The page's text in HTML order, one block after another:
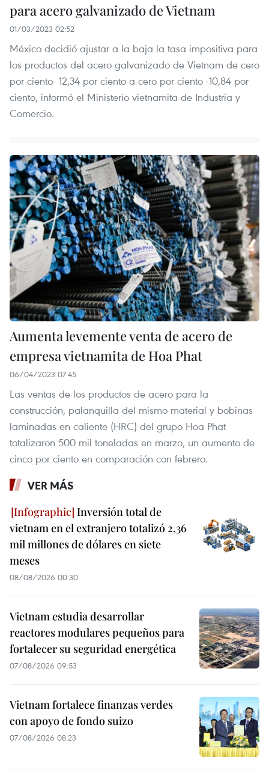
para acero galvanizado de Vietnam
01/03/2023 02:52
México decidió ajustar a la baja la tasa impositiva para
los productos del acero galvanizado de Vietnam de cero
por ciento- 12,34 por ciento a cero por ciento -10,84 por
ciento, informó el Ministerio vietnamita de Industria y
Comercio.
Aumenta levemente venta de acero de
empresa vietnamita de Hoa Phat
06/04/2023 07:45
Las ventas de los productos de acero para la
construcción, palanquilla del mismo material y bobinas
laminadas en caliente (HRC) del grupo Hoa Phat
totalizaron 500 mil toneladas en marzo, un aumento de
cinco por ciento en comparación con febrero.
VER MÁS
Inversión total de
vietnam en el extranjero totalizó 2,36
mil millones de dólares en siete
meses
08/08/2026 00:30
Vietnam estudia desarrollar
reactores modulares pequeños para
fortalecer su seguridad energética
07/08/2026 09:53
Vietnam fortalece finanzas verdes
con apoyo de fondo suizo
07/08/2026 08:23